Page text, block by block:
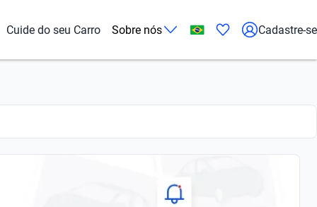
Cuide do seu Carro Sobre nós Cadastre-se